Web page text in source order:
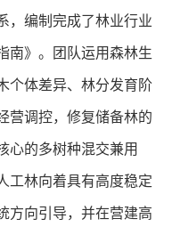
，编制完成了林业行业
南》。团队运用森林生
个体差异、林分发育阶
营调控，修复储备林的
心的多树种混交兼用
工林向着具有高度稳定
方向引导，并在营建高